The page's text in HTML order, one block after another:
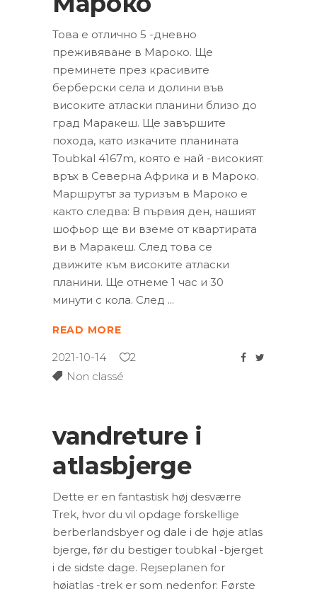
Това е отлично 5 -дневно
преживяване в Мароко. Ще
преминете през красивите
берберски села и долини във
високите атласки планини близо до
град Маракеш. Ще завършите
похода, като изкачите планината
Toubkal 4167m, която е най -високият
връх в Северна Африка и в Мароко.
Маршрутът за туризъм в Мароко е
както следва: В първия ден, нашият
шофьор ще ви вземе от квартирата
ви в Маракеш. След това се
движите към високите атласки
планини. Ще отнеме 1 час и 30
минути с кола. След
READ MORE
2021-10-14
2
Non classé
vandreture i
atlasbjerge
Dette er en fantastisk høj desværre
Trek, hvor du vil opdage forskellige
berberlandsbyer og dale i de høje atlas
bjerge, før du bestiger toubkal -bjerget
i de sidste dage. Rejseplanen for
højatlas -trek er som nedenfor: Første